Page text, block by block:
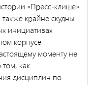
«Пресс-клише»
крайне скудны
инициативах
корпусе
моменту не
как
дисциплин по